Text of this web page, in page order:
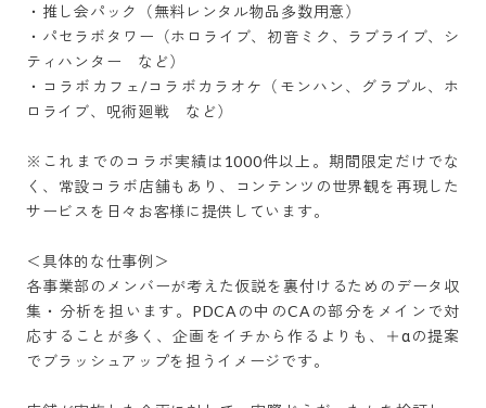
・推し会パック（無料レンタル物品多数用意）
・パセラボタワー（ホロライブ、初音ミク、ラブライブ、シ
ティハンター　など）
・コラボカフェ/コラボカラオケ（モンハン、グラブル、ホ
ロライブ、呪術廻戦　など）
※これまでのコラボ実績は1000件以上。期間限定だけでな
く、常設コラボ店舗もあり、コンテンツの世界観を再現した
サービスを日々お客様に提供しています。
＜具体的な仕事例＞
各事業部のメンバーが考えた仮説を裏付けるためのデータ収
集・分析を担います。PDCAの中のCAの部分をメインで対
応することが多く、企画をイチから作るよりも、＋αの提案
でブラッシュアップを担うイメージです。